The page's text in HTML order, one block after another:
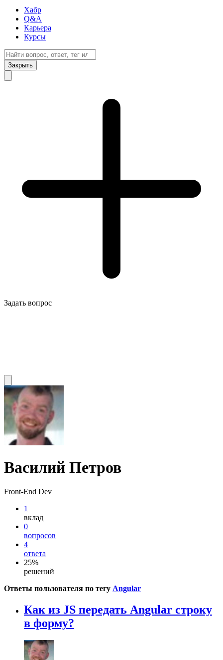
Хабр
Q&A
Карьера
Курсы
Закрыть
Задать вопрос
Василий Петров
Front-End Dev
1
вклад
0
вопросов
4
ответа
25%
решений
Ответы пользователя по тегу Angular
Как из JS передать Angular строку
в форму?